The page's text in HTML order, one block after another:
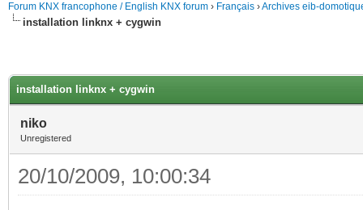
Forum KNX francophone / English KNX forum › Français ›Archives eib-
installation linknx + cygwin
installation linknx + cygwin
niko
Unregistered
20/10/2009, 10:00:34